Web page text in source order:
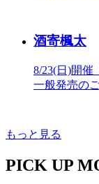
酒寄楓太
8/23(日)開催
一般発売の
もっと見る
PICK UP